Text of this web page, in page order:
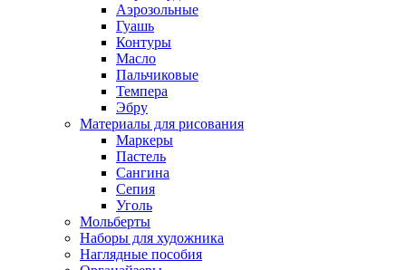
Аэрозольные
Гуашь
Контуры
Масло
Пальчиковые
Темпера
Эбру
Материалы для рисования
Маркеры
Пастель
Сангина
Сепия
Уголь
Мольберты
Наборы для художника
Наглядные пособия